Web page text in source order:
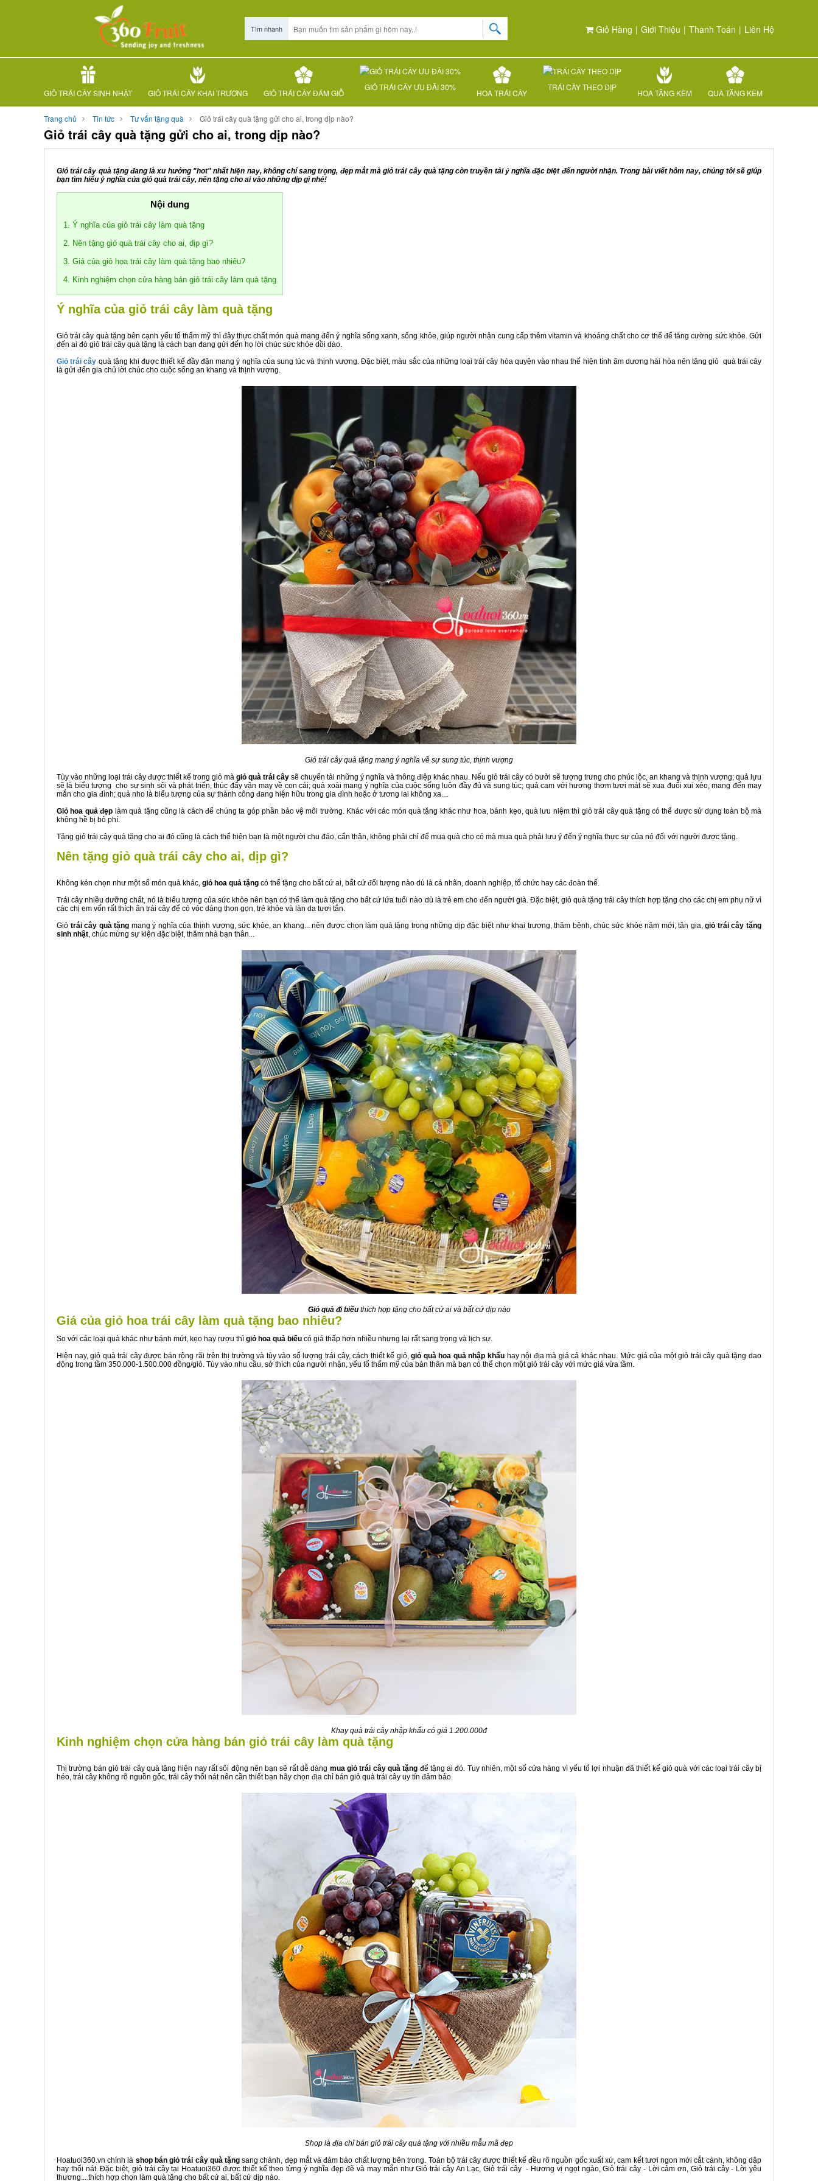
Giỏ Hàng | Giới Thiệu | Thanh Toán | Liên Hệ
Tìm nhanh
GIỎ TRÁI CÂY SINH NHẬT GIỎ TRÁI CÂY KHAI TRƯƠNG GIỎ TRÁI CÂY ĐÁM GIỖ
GIỎ TRÁI CÂY ƯU ĐÃI 30%
HOA TRÁI CÂY
TRÁI CÂY THEO DỊP
HOA TẶNG KÈM QUÀ TẶNG KÈM
Trang chủ Tin tức Tư vấn tặng quà Giỏ trái cây quà tặng gửi cho ai, trong dịp nào?
Giỏ trái cây quà tặng gửi cho ai, trong dịp nào?
Giỏ trái cây quà tặng đang là xu hướng "hot" nhất hiện nay, không chỉ sang trọng, đẹp mắt mà giỏ trái cây quà tặng còn truyền tải ý nghĩa đặc biệt đến người nhận. Trong bài viết hôm nay, chúng tôi sẽ giúp
bạn tìm hiểu ý nghĩa của giỏ quà trái cây, nên tặng cho ai vào những dịp gì nhé!
Nội dung
1. Ý nghĩa của giỏ trái cây làm quà tặng
2. Nên tặng giỏ quà trái cây cho ai, dịp gì?
3. Giá của giỏ hoa trái cây làm quà tặng bao nhiêu?
4. Kinh nghiệm chọn cửa hàng bán giỏ trái cây làm quà tặng
Ý nghĩa của giỏ trái cây làm quà tặng
Giỏ trái cây quà tặng bên cạnh yếu tố thẩm mỹ thì đây thực chất món quà mang đến ý nghĩa sống xanh, sống khỏe, giúp người nhận cung cấp thêm vitamin và khoáng chất cho cơ thể để tăng cường sức khỏe. Gửi
đến ai đó giỏ trái cây quà tặng là cách bạn đang gửi đến họ lời chúc sức khỏe dồi dào.
Giỏ trái cây quà tặng khi được thiết kế đầy đặn mang ý nghĩa của sung túc và thịnh vượng. Đặc biệt, màu sắc của những loại trái cây hòa quyện vào nhau thể hiện tính âm dương hài hòa nên tặng giỏ quà trái cây
là gửi đến gia chủ lời chúc cho cuộc sống an khang và thịnh vượng.
Giỏ trái cây quà tặng mang ý nghĩa về sự sung túc, thịnh vượng
Tùy vào những loại trái cây được thiết kế trong giỏ mà giỏ quà trái cây sẽ chuyển tải những ý nghĩa và thông điệp khác nhau. Nếu giỏ trái cây có bưởi sẽ tượng trưng cho phúc lộc, an khang và thịnh vượng; quả lựu
sẽ là biểu tượng cho sự sinh sôi và phát triển, thúc đẩy vận may về con cái; quả xoài mang ý nghĩa của cuộc sống luôn đầy đủ và sung túc; quả cam với hương thơm tươi mát sẽ xua đuổi xui xẻo, mang đến may
mắn cho gia đình; quả nho là biểu tượng của sự thành công đang hiện hữu trong gia đình hoặc ở tương lai không xa....
Giỏ hoa quả đẹp làm quà tặng cũng là cách để chúng ta góp phần bảo vệ môi trường. Khác với các món quà tặng khác như hoa, bánh kẹo, quà lưu niệm thì giỏ trái cây quà tặng có thể được sử dụng toàn bộ mà
không hề bị bỏ phí.
Tặng giỏ trái cây quà tặng cho ai đó cũng là cách thể hiện bạn là một người chu đáo, cẩn thận, không phải chỉ để mua quà cho có mà mua quà phải lưu ý đến ý nghĩa thực sự của nó đối với người được tặng.
Nên tặng giỏ quà trái cây cho ai, dịp gì?
Không kén chọn như một số món quà khác, giỏ hoa quả tặng có thể tặng cho bất cứ ai, bất cứ đối tượng nào dù là cá nhân, doanh nghiệp, tổ chức hay các đoàn thể.
Trái cây nhiều dưỡng chất, nó là biểu tượng của sức khỏe nên bạn có thể làm quà tặng cho bất cứ lứa tuổi nào dù là trẻ em cho đến người già. Đặc biệt, giỏ quà tặng trái cây thích hợp tặng cho các chị em phụ nữ vì
các chị em vốn rất thích ăn trái cây để có vóc dáng thon gọn, trẻ khỏe và làn da tươi tắn.
Giỏ trái cây quà tặng mang ý nghĩa của thịnh vượng, sức khỏe, an khang... nên được chọn làm quà tặng trong những dịp đặc biệt như khai trương, thăm bệnh, chúc sức khỏe năm mới, tân gia,giỏ trái cây tặng
sinh nhật, chúc mừng sự kiện đặc biệt, thăm nhà bạn thân...
Giỏ quà đi biếu thích hợp tặng cho bất cứ ai và bất cứ dịp nào
Giá của giỏ hoa trái cây làm quà tặng bao nhiêu?
So với các loại quà khác như bánh mứt, kẹo hay rượu thì giỏ hoa quả biếu có giá thấp hơn nhiều nhưng lại rất sang trọng và lịch sự.
Hiện nay, giỏ quà trái cây được bán rộng rãi trên thị trường và tùy vào số lượng trái cây, cách thiết kế giỏ,giỏ quà hoa quả nhập khẩu hay nội địa mà giá cả khác nhau. Mức giá của một giỏ trái cây quà tặng dao
động trong tầm 350.000-1.500.000 đồng/giỏ. Tùy vào nhu cầu, sở thích của người nhận, yếu tố thẩm mỹ của bản thân mà bạn có thể chọn một giỏ trái cây với mức giá vừa tầm.
Khay quà trái cây nhập khẩu có giá 1.200.000đ
Kinh nghiệm chọn cửa hàng bán giỏ trái cây làm quà tặng
Thị trường bán giỏ trái cây quà tặng hiện nay rất sôi động nên bạn sẽ rất dễ dàng mua giỏ trái cây quà tặng để tặng ai đó. Tuy nhiên, một số cửa hàng vì yếu tố lợi nhuận đã thiết kế giỏ quà với các loại trái cây bị
héo, trái cây không rõ nguồn gốc, trái cây thối nát nên cần thiết bạn hãy chọn địa chỉ bán giỏ quà trái cây uy tín đảm bảo.
Shop là địa chỉ bán giỏ trái cây quà tặng với nhiều mẫu mã đẹp
Hoatuoi360.vn chính là shop bán giỏ trái cây quà tặngsang chảnh, đẹp mắt và đảm bảo chất lượng bên trong. Toàn bộ trái cây được thiết kế đều rõ nguồn gốc xuất xứ, cam kết tươi ngon mới cắt cành, không dập
hay thối nát. Đặc biệt, giỏ trái cây tại Hoatuoi360 được thiết kế theo từng ý nghĩa đẹp đẽ và may mắn như Giỏ trái cây An Lạc, Giỏ trái cây - Hương vị ngọt ngào, Giỏ trái cây - Lời cảm ơn, Giỏ trái cây - Lời yêu
thương... thích hợp chọn làm quà tặng cho bất cứ ai, bất cứ dịp nào.